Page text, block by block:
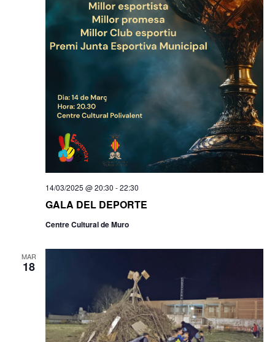
GALA DEL DEPORTE
14/03/2025 @ 20:30 -22:30
Centre Cultural de Muro
MAR
18